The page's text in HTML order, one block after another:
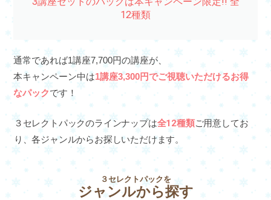
12種類
通常であれば1講座7,700円の講座が、
本キャンペーン中は1講座3,300円でご視聴いただけるお得
なパックです！
３セレクトパックのラインナップは全12種類ご用意してお
り、各ジャンルからお探しいただけます。
３セレクトパックを
ジャンルから探す